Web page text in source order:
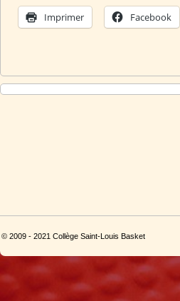
Imprimer Facebook
© 2009 - 2021 Collège Saint-Louis Basket